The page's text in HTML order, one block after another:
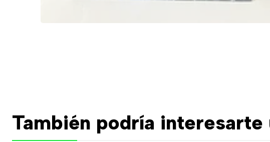
También podría interesarte